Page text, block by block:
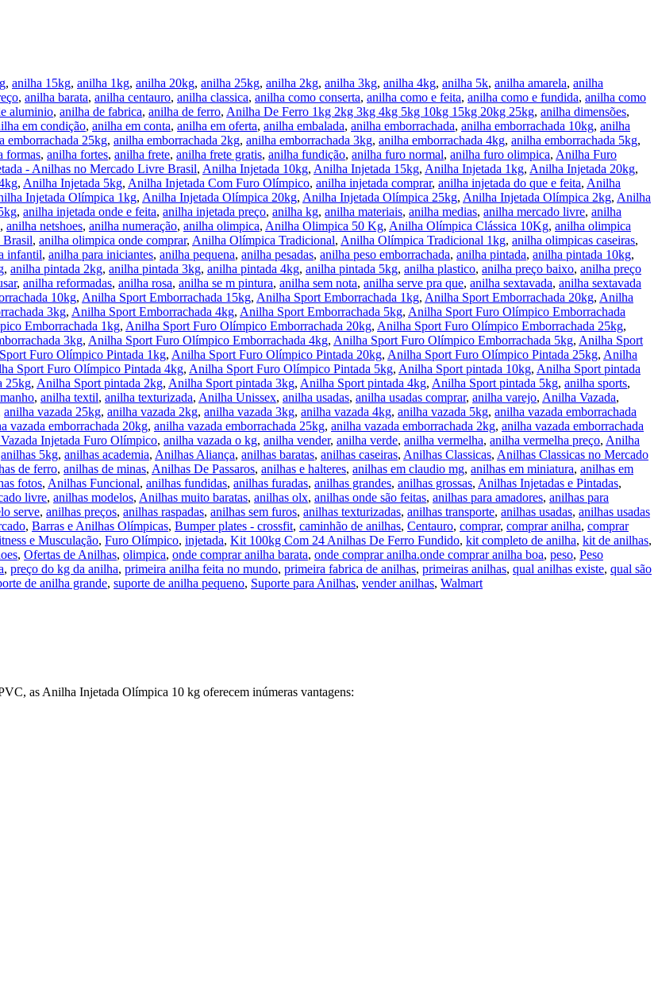
, anilha 15kg, anilha 1kg, anilha 20kg, anilha 25kg, anilha 2kg, anilha 3kg, anilha 4kg, anilha 5k, anilha amarela, anilha
, anilha barata, anilha centauro, anilha classica, anilha como conserta, anilha como e feita, anilha como e fundida, anilha como
aluminio, anilha de fabrica, anilha de ferro, Anilha De Ferro 1kg 2kg 3kg 4kg 5kg 10kg 15kg 20kg 25kg, anilha dimensões,
em condição, anilha em conta, anilha em oferta, anilha embalada, anilha emborrachada, anilha emborrachada 10kg, anilha
emborrachada 25kg, anilha emborrachada 2kg, anilha emborrachada 3kg, anilha emborrachada 4kg, anilha emborrachada 5kg,
formas, anilha fortes, anilha frete, anilha frete gratis, anilha fundição, anilha furo normal, anilha furo olimpica, Anilha Furo
- Anilhas no Mercado Livre Brasil, Anilha Injetada 10kg, Anilha Injetada 15kg, Anilha Injetada 1kg, Anilha Injetada 20kg,
, Anilha Injetada 5kg, Anilha Injetada Com Furo Olímpico, anilha injetada comprar, anilha injetada do que e feita, Anilha
Injetada Olímpica 1kg, Anilha Injetada Olímpica 20kg, Anilha Injetada Olímpica 25kg, Anilha Injetada Olímpica 2kg, Anilha
, anilha injetada onde e feita, anilha injetada preço, anilha kg, anilha materiais, anilha medias, anilha mercado livre, anilha
, anilha netshoes, anilha numeração, anilha olimpica, Anilha Olimpica 50 Kg, Anilha Olímpica Clássica 10Kg, anilha olimpica
Brasil, anilha olimpica onde comprar, Anilha Olímpica Tradicional, Anilha Olímpica Tradicional 1kg, anilha olimpicas caseiras,
infantil, anilha para iniciantes, anilha pequena, anilha pesadas, anilha peso emborrachada, anilha pintada, anilha pintada 10kg,
, anilha pintada 2kg, anilha pintada 3kg, anilha pintada 4kg, anilha pintada 5kg, anilha plastico, anilha preço baixo, anilha preço
, anilha reformadas, anilha rosa, anilha se m pintura, anilha sem nota, anilha serve pra que, anilha sextavada, anilha sextavada
10kg, Anilha Sport Emborrachada 15kg, Anilha Sport Emborrachada 1kg, Anilha Sport Emborrachada 20kg, Anilha
3kg, Anilha Sport Emborrachada 4kg, Anilha Sport Emborrachada 5kg, Anilha Sport Furo Olímpico Emborrachada
Emborrachada 1kg, Anilha Sport Furo Olímpico Emborrachada 20kg, Anilha Sport Furo Olímpico Emborrachada 25kg,
3kg, Anilha Sport Furo Olímpico Emborrachada 4kg, Anilha Sport Furo Olímpico Emborrachada 5kg, Anilha Sport
Furo Olímpico Pintada 1kg, Anilha Sport Furo Olímpico Pintada 20kg, Anilha Sport Furo Olímpico Pintada 25kg, Anilha
Sport Furo Olímpico Pintada 4kg, Anilha Sport Furo Olímpico Pintada 5kg, Anilha Sport pintada 10kg, Anilha Sport pintada
25kg, Anilha Sport pintada 2kg, Anilha Sport pintada 3kg, Anilha Sport pintada 4kg, Anilha Sport pintada 5kg, anilha sports,
, anilha textil, anilha texturizada, Anilha Unissex, anilha usadas, anilha usadas comprar, anilha varejo, Anilha Vazada,
anilha vazada 25kg, anilha vazada 2kg, anilha vazada 3kg, anilha vazada 4kg, anilha vazada 5kg, anilha vazada emborrachada
vazada emborrachada 20kg, anilha vazada emborrachada 25kg, anilha vazada emborrachada 2kg, anilha vazada emborrachada
Injetada Furo Olímpico, anilha vazada o kg, anilha vender, anilha verde, anilha vermelha, anilha vermelha preço, Anilha
anilhas 5kg, anilhas academia, Anilhas Aliança, anilhas baratas, anilhas caseiras, Anilhas Classicas, Anilhas Classicas no Mercado
de ferro, anilhas de minas, Anilhas De Passaros, anilhas e halteres, anilhas em claudio mg, anilhas em miniatura, anilhas em
fotos, Anilhas Funcional, anilhas fundidas, anilhas furadas, anilhas grandes, anilhas grossas, Anilhas Injetadas e Pintadas,
livre, anilhas modelos, Anilhas muito baratas, anilhas olx, anilhas onde são feitas, anilhas para amadores, anilhas para
serve, anilhas preços, anilhas raspadas, anilhas sem furos, anilhas texturizadas, anilhas transporte, anilhas usadas, anilhas usadas
, Barras e Anilhas Olímpicas, Bumper plates - crossfit, caminhão de anilhas, Centauro, comprar, comprar anilha, comprar
e Musculação, Furo Olímpico, injetada, Kit 100kg Com 24 Anilhas De Ferro Fundido, kit completo de anilha, kit de anilhas,
, Ofertas de Anilhas, olimpica, onde comprar anilha barata, onde comprar anilha.onde comprar anilha boa, peso, Peso
, preço do kg da anilha, primeira anilha feita no mundo, primeira fabrica de anilhas, primeiras anilhas, qual anilhas existe, qual são
de anilha grande, suporte de anilha pequeno, Suporte para Anilhas, vender anilhas, Walmart
as Anilha Injetada Olímpica 10 kg oferecem inúmeras vantagens: